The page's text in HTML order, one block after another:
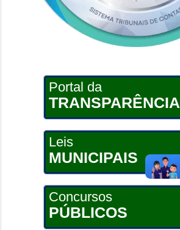
Portal da
TRANSPARÊNCIA
Leis
MUNICIPAIS
Concursos
PÚBLICOS